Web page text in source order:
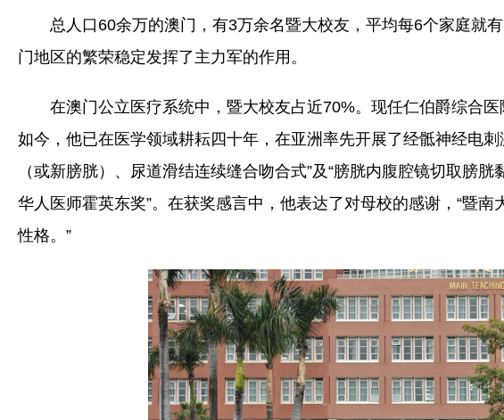
总人口60余万的澳门，有3万余名暨大校友，平均每6个家庭就
门地区的繁荣稳定发挥了主力军的作用。
在澳门公立医疗系统中，暨大校友占近70%。现任仁伯爵综合
如今，他已在医学领域耕耘四十年，在亚洲率先开展了经骶神经电
（或新膀胱）、尿道滑结连续缝合吻合式”及“膀胱内腹腔镜切取膀
华人医师霍英东奖”。在获奖感言中，他表达了对母校的感谢，“暨
性格。”